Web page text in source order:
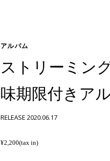
アルバム
ストリーミン
味期限付きア
RELEASE 2020.06.17
¥2,200(tax in)